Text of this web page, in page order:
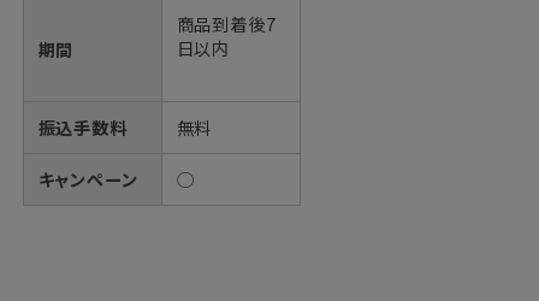
期間
商品到着後7
日以内
振込手数料 無料
キャンペーン ◯